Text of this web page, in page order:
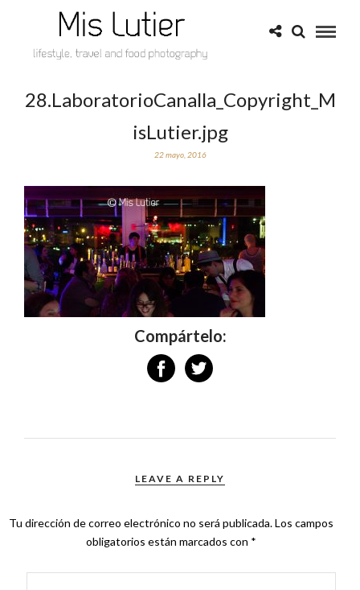
28.LaboratorioCanalla_Copyright_M
isLutier.jpg
22 mayo, 2016
Compártelo:
LEAVE A REPLY
Tu dirección de correo electrónico no será publicada.Los campos
obligatorios están marcados con *